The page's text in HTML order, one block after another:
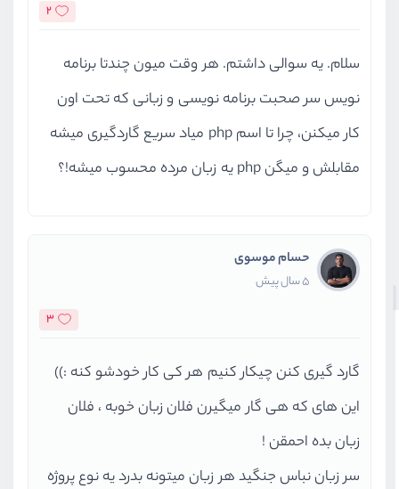
2
سلام. یه سوالی داشتم. هر وقت میون چندتا برنامه
نویس سر صحبت برنامه نویسی و زبانی که تحت اون
کار میکنن، چرا تا اسم php میاد سریع گاردگیری میشه
مقابلش و میگن php یه زبان مرده محسوب میشه!؟
حسام موسوی
5 سال پیش
3
گارد گیری کنن چیکار کنیم هر کی کار خودشو کنه :))
این های که هی گار میگیرن فلان زبان خوبه ، فلان
زبان بده احمقن !
سر زبان نباس جنگید هر زبان میتونه بدرد یه نوع پروژه